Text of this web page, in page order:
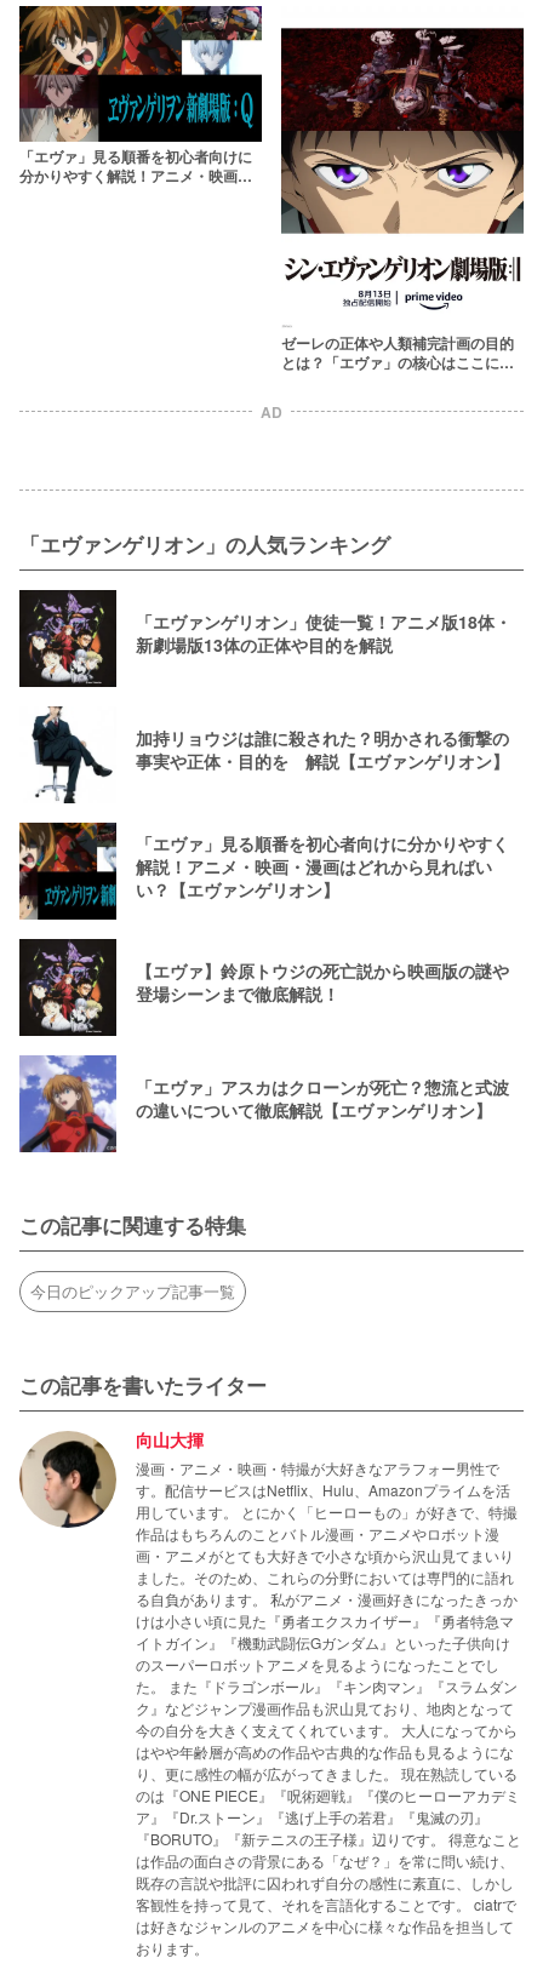
「エヴァ」見る順番を初心者向けに
分かりやすく解説！アニメ・映画・
ゼーレの正体や人類補完計画の目的
とは？「エヴァ」の核心はここにあ
AD
「エヴァンゲリオン」の人気ランキング
「エヴァンゲリオン」使徒一覧！アニメ版18体・
新劇場版13体の正体や目的を解説
加持リョウジは誰に殺された？明かされる衝撃の
事実や正体・目的を゙解説【エヴァンゲリオン】
「エヴァ」見る順番を初心者向けに分かりやすく
解説！アニメ・映画・漫画はどれから見ればい
い？【エヴァンゲリオン】
【エヴァ】鈴原トウジの死亡説から映画版の謎や
登場シーンまで徹底解説！
「エヴァ」アスカはクローンが死亡？惣流と式波
の違いについて徹底解説【エヴァンゲリオン】
この記事に関連する特集
今日のピックアップ記事一覧
この記事を書いたライター
向山大揮
漫画・アニメ・映画・特撮が大好きなアラフォー男性で
す。配信サービスはNetflix、Hulu、Amazonプライムを活
用しています。 とにかく「ヒーローもの」が好きで、特撮
作品はもちろんのことバトル漫画・アニメやロボット漫
画・アニメがとても大好きで小さな頃から沢山見てまいり
ました。そのため、これらの分野においては専門的に語れ
る自負があります。 私がアニメ・漫画好きになったきっか
けは小さい頃に見た『勇者エクスカイザー』『勇者特急マ
イトガイン』『機動武闘伝Gガンダム』といった子供向け
のスーパーロボットアニメを見るようになったことでし
た。 また『ドラゴンボール』『キン肉マン』『スラムダン
ク』などジャンプ漫画作品も沢山見ており、地肉となって
今の自分を大きく支えてくれています。 大人になってから
はやや年齢層が高めの作品や古典的な作品も見るようにな
り、更に感性の幅が広がってきました。 現在熟読している
のは『ONE PIECE』『呪術廻戦』『僕のヒーローアカデミ
ア』『Dr.ストーン』『逃げ上手の若君』『鬼滅の刃』
『BORUTO』『新テニスの王子様』辺りです。 得意なこと
は作品の面白さの背景にある「なぜ？」を常に問い続け、
既存の言説や批評に囚われず自分の感性に素直に、しかし
客観性を持って見て、それを言語化することです。 ciatrで
は好きなジャンルのアニメを中心に様々な作品を担当して
おります。